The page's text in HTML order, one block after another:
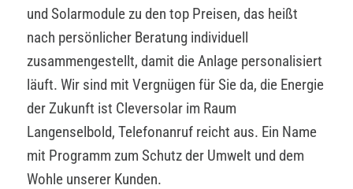
und Solarmodule zu den top Preisen, das heißt
nach persönlicher Beratung individuell
zusammengestellt, damit die Anlage personalisiert
läuft. Wir sind mit Vergnügen für Sie da, die Energie
der Zukunft ist Cleversolar im Raum
Langenselbold, Telefonanruf reicht aus. Ein Name
mit Programm zum Schutz der Umwelt und dem
Wohle unserer Kunden.